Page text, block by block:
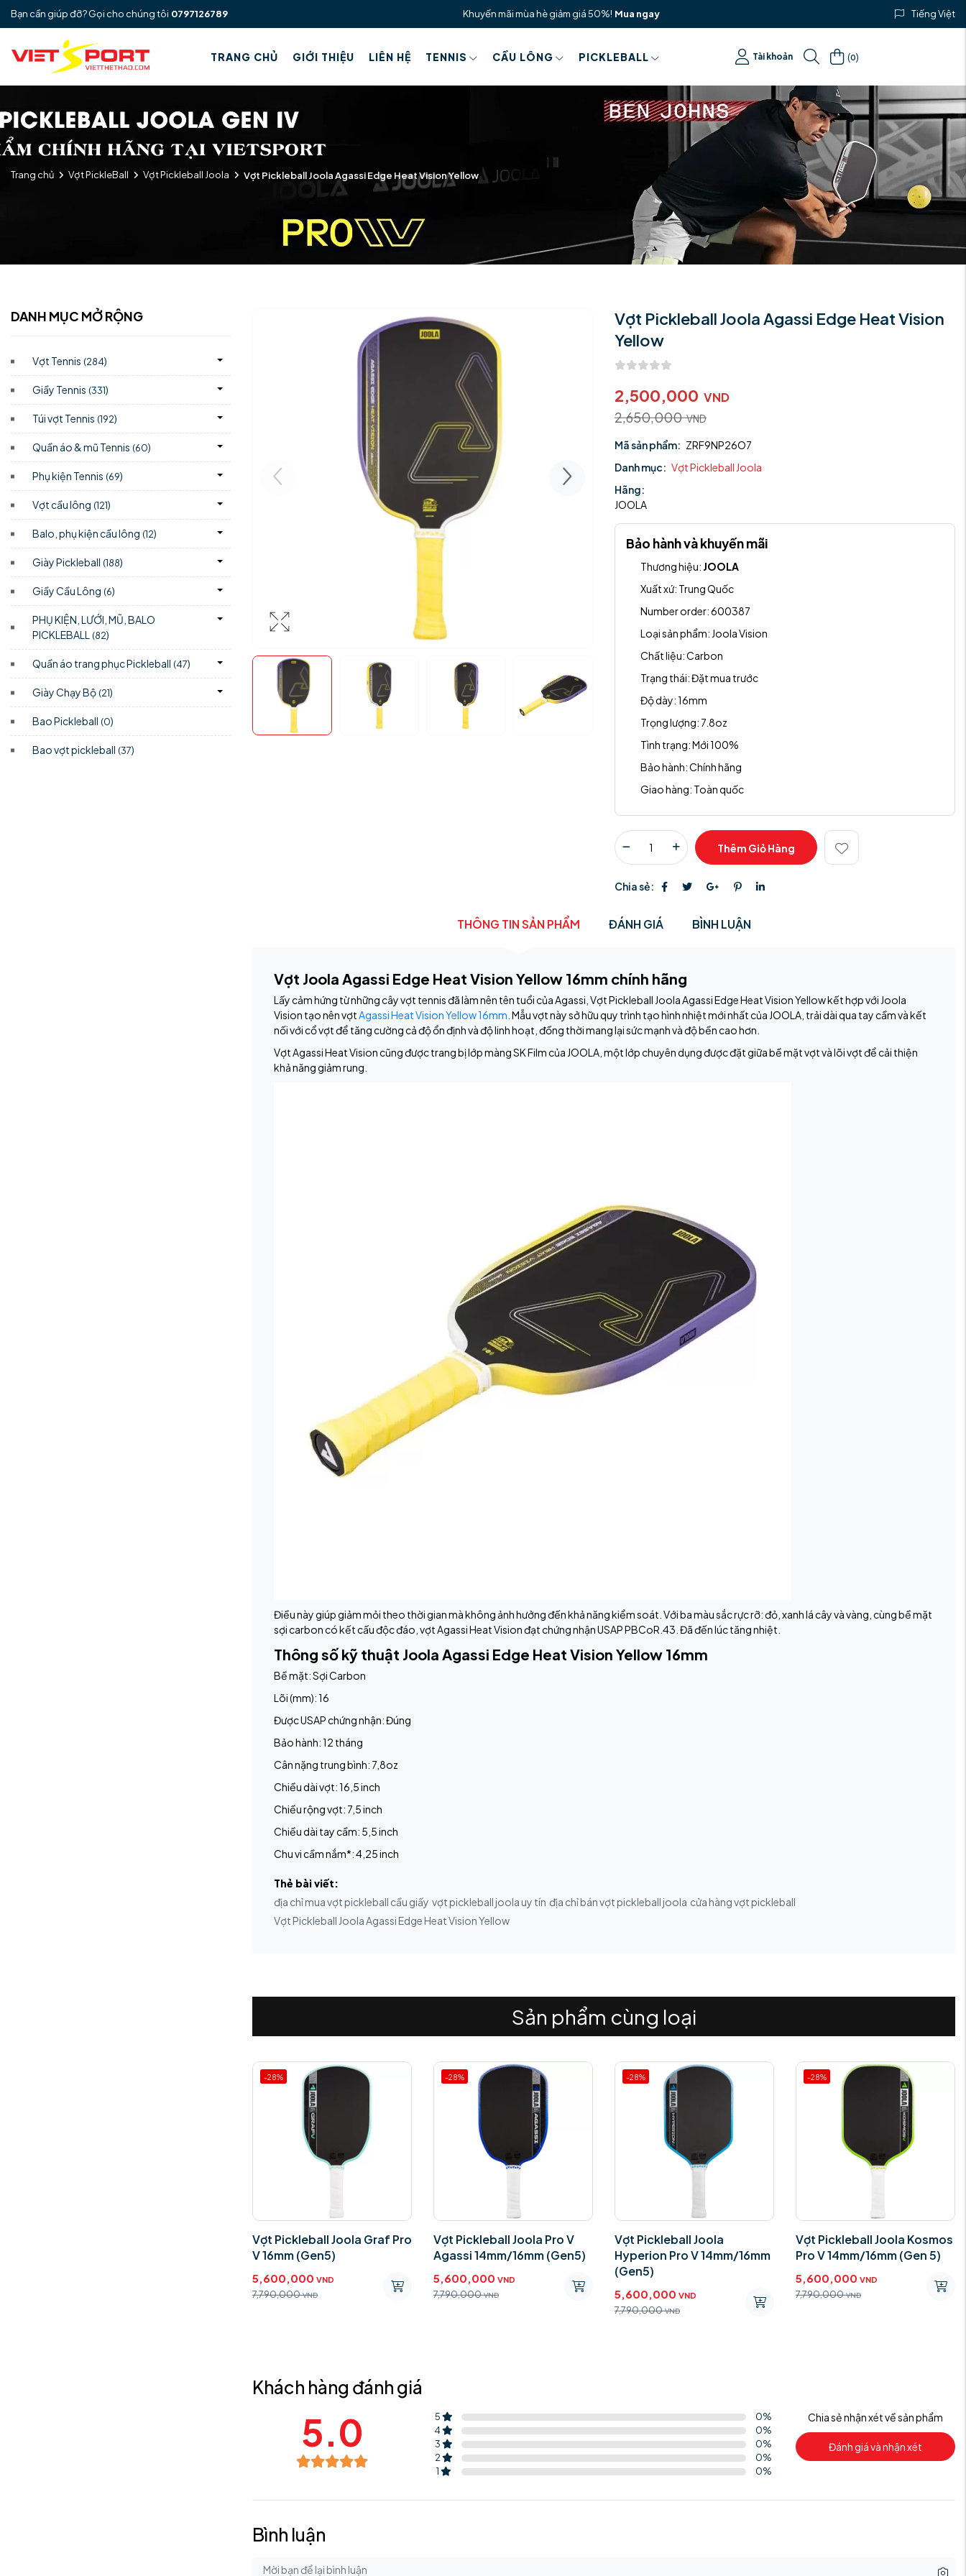
Bạn cần giúp đỡ? Gọi cho chúng tôi 0797126789 Khuyến mãi mùa hè giảm giá 50%! Mua ngay Tiếng Việt
TRANG CHỦ GIỚI THIỆU LIÊN HỆ TENNIS CẦU LÔNG PICKLEBALL Tài khoản (0)
Trang chủ Vợt PickleBall Vợt Pickleball Joola Vợt Pickleball Joola Agassi Edge Heat Vision Yellow
DANH MỤC MỞ RỘNG
Vợt Tennis (284)
Giầy Tennis (331)
Túi vợt Tennis (192)
Quần áo & mũ Tennis (60)
Phụ kiện Tennis (69)
Vợt cầu lông (121)
Balo, phụ kiện cầu lông (12)
Giày Pickleball (188)
Giầy Cầu Lông (6)
PHỤ KIỆN, LƯỚI, MŨ, BALO
PICKLEBALL (82)
Quần áo trang phục Pickleball (47)
Giày Chạy Bộ (21)
Bao Pickleball (0)
Bao vợt pickleball (37)
Vợt Pickleball Joola Agassi Edge Heat Vision
Yellow
2,500,000 VND
2,650,000VND
Mã sản phẩm: ZRF9NP26O7
Danh mục: Vợt Pickleball Joola
Hãng:
JOOLA
Bảo hành và khuyến mãi
Thương hiệu: JOOLA
Xuất xứ: Trung Quốc
Number order:600387
Loại sản phẩm: Joola Vision
Chất liệu:Carbon
Trạng thái:Đặt mua trước
Độ dày:16mm
Trọng lượng: 7.8oz
Tình trạng:Mới 100%
Bảo hành:Chính hãng
Giao hàng: Toàn quốc
Thêm Giỏ Hàng
Chia sẻ:
THÔNG TIN SẢN PHẨM ĐÁNH GIÁ BÌNH LUẬN
Vợt Joola Agassi Edge Heat Vision Yellow 16mm chính hãng
Lấy cảm hứng từ những cây vợt tennis đã làm nên tên tuổi của Agassi, Vợt Pickleball Joola Agassi Edge Heat Vision Yellow kết hợp với Joola
Vision tạo nên vợtAgassi Heat Vision Yellow 16mm . Mẫu vợt này sở hữu quy trình tạo hình nhiệt mới nhất của JOOLA, trải dài qua tay cầm và kết
nối với cổ vợt để tăng cường cả độ ổn định và độ linh hoạt, đồng thời mang lại sức mạnh và độ bền cao hơn.
Vợt Agassi Heat Vision cũng được trang bị lớp màng SK Film của JOOLA, một lớp chuyên dụng được đặt giữa bề mặt vợt và lõi vợt để cải thiện
khả năng giảm rung.
Điều này giúp giảm mỏi theo thời gian mà không ảnh hưởng đến khả năng kiểm soát. Với ba màu sắc rực rỡ: đỏ, xanh lá cây và vàng, cùng bề mặt
sợi carbon có kết cấu độc đáo, vợt Agassi Heat Vision đạt chứng nhận USAP PBCoR.43. Đã đến lúc tăng nhiệt.
Thông số kỹ thuật Joola Agassi Edge Heat Vision Yellow 16mm
Bề mặt: Sợi Carbon
Lõi (mm): 16
Được USAP chứng nhận: Đúng
Bảo hành: 12 tháng
Cân nặng trung bình: 7,8oz
Chiều dài vợt: 16,5 inch
Chiều rộng vợt: 7,5 inch
Chiều dài tay cầm: 5,5 inch
Chu vi cầm nắm*: 4,25 inch
Thẻ bài viết:
địa chỉ mua vợt pickleball cầu giấy vợt pickleball joola uy tín địa chỉ bán vợt pickleball joola cửa hàng vợt pickleball
Vợt Pickleball Joola Agassi Edge Heat Vision Yellow
Sản phẩm cùng loại
-28%
Vợt Pickleball Joola Graf Pro
V 16mm (Gen5)
5,600,000 VND
7,790,000 VND
-28%
Vợt Pickleball Joola Pro V
Agassi 14mm/16mm (Gen5)
5,600,000 VND
7,790,000 VND
-28%
Vợt Pickleball Joola
Hyperion Pro V 14mm/16mm
(Gen5)
5,600,000 VND
7,790,000 VND
-28%
Vợt Pickleball Joola Kosmos
Pro V 14mm/16mm (Gen 5)
5,600,000 VND
7,790,000 VND
Khách hàng đánh giá
5.0 5 0%
4
0%
3
0%
2
0%
1
0%
Chia sẻ nhận xét về sản phẩm
Đánh giá và nhận xét
Bình luận